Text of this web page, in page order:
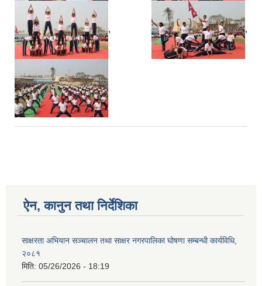
, ,
ऐन, कानुन तथा निर्देशिका
साक्षरता अभियान सञ्चालन तथा साक्षर नगरपालिका घोषणा सम्बन्धी कार्यविधि,
२०८१
मिति: 05/26/2026 - 18:19